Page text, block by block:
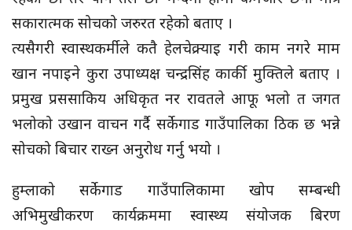
सकारात्मक सोचको जरुरत रहेको बताए ।
त्यसैगरी स्वास्थकर्मीले कतै हेलचेक्र्याइ गरी काम नगरे माम
खान नपाइने कुरा उपाध्यक्ष चन्द्रसिंह कार्की मुक्तिले बताए ।
प्रमुख प्रससाकिय अधिकृत नर रावतले आफू भलो त जगत
भलोको उखान वाचन गर्दै सर्केगाड गाउँपालिका ठिक छ भन्ने
सोचको बिचार राख्न अनुरोध गर्नु भयो ।
हुम्लाको सर्केगाड गाउँपालिकामा खोप सम्बन्धी
अभिमुखीकरण कार्यक्रममा स्वास्थ्य संयोजक बिरण